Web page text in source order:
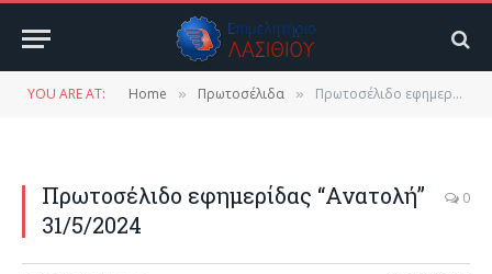
YOU ARE AT: Home » Πρωτοσέλιδα » Πρωτοσέλιδο εφημερίδας “Ανατολή” 31/5/2024
Πρωτοσέλιδο εφημερίδας “Ανατολή”
31/5/2024
0